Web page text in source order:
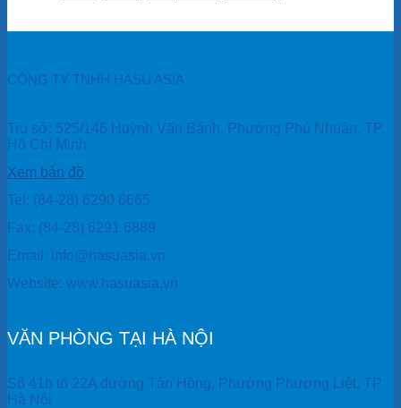
CÔNG TY TNHH HASU ASIA
Trụ sở: 525/146 Huỳnh Văn Bánh, Phường Phú Nhuận, TP.
Hồ Chí Minh
Xem bản đồ
Tel: (84-28) 6290 6665
Fax: (84-28) 6291 6889
Email: info@hasuasia.vn
Website: www.hasuasia.vn
VĂN PHÒNG TẠI HÀ NỘI
Số 41b tổ 22A đường Tân Hồng, Phường Phương Liệt, TP
Hà Nội